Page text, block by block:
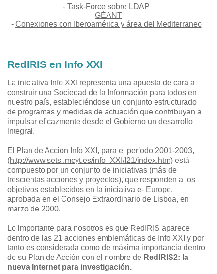
- Task-Force sobre LDAP
- GÉANT
- Conexiones con Iberoamérica y área del Mediterraneo
RedIRIS en Info XXI
La iniciativa Info XXI representa una apuesta de cara a
construir una Sociedad de la Información para todos en
nuestro país, estableciéndose un conjunto estructurado
de programas y medidas de actuación que contribuyan a
impulsar eficazmente desde el Gobierno un desarrollo
integral.
El Plan de Acción Info XXI, para el período 2001-2003,
(http://www.setsi.mcyt.es/info_XXI/I21/index.htm) está
compuesto por un conjunto de iniciativas (más de
trescientas acciones y proyectos), que responden a los
objetivos establecidos en la iniciativa e- Europe,
aprobada en el Consejo Extraordinario de Lisboa, en
marzo de 2000.
Lo importante para nosotros es que RedIRIS aparece
dentro de las 21 acciones emblemáticas de Info XXI y por
tanto es considerada como de máxima importancia dentro
de su Plan de Acción con el nombre de RedIRIS2: la
nueva Internet para investigación.